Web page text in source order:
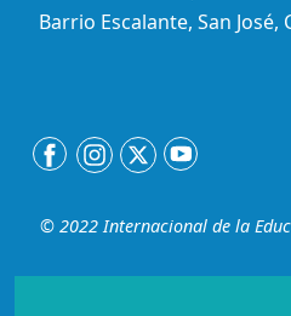
Barrio Escalante, San José,
© 2022 Internacional de la